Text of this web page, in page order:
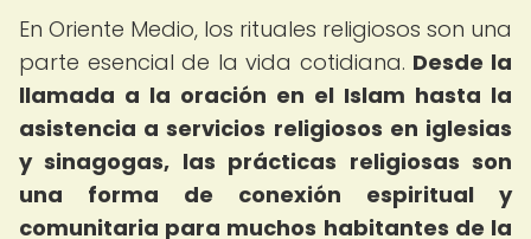
En Oriente Medio, los rituales religiosos son una
parte esencial de la vida cotidiana. Desde la
llamada a la oración en el Islam hasta la
asistencia a servicios religiosos en iglesias
y sinagogas, las prácticas religiosas son
una forma de conexión espiritual y
comunitaria para muchos habitantes de la